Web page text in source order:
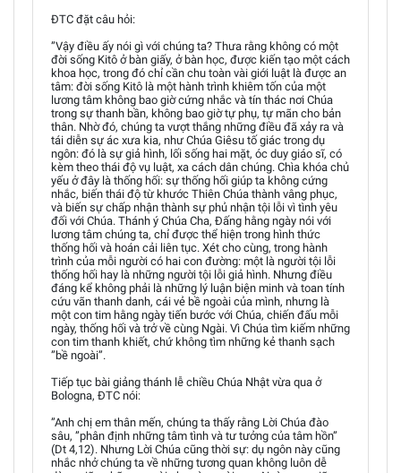
ĐTC đặt câu hỏi:
”Vậy điều ấy nói gì với chúng ta? Thưa rằng không có một
đời sống Kitô ở bàn giấy, ở bàn học, được kiến tạo một cách
khoa học, trong đó chỉ cần chu toàn vài giới luật là được an
tâm: đời sống Kitô là một hành trình khiêm tốn của một
lương tâm không bao giờ cứng nhắc và tín thác nơi Chúa
trong sự thanh bần, không bao giờ tự phụ, tự mãn cho bản
thân. Nhờ đó, chúng ta vượt thắng những điều đã xảy ra và
tái diễn sự ác xưa kia, như Chúa Giêsu tố giác trong dụ
ngôn: đó là sự giả hình, lối sống hai mặt, óc duy giáo sĩ, có
kèm theo thái độ vụ luật, xa cách dân chúng. Chìa khóa chủ
yếu ở đây là thống hối: sự thống hối giúp ta không cứng
nhắc, biến thái độ từ khước Thiên Chúa thành vâng phục,
và biến sự chấp nhận thành sự phủ nhận tội lỗi vì tình yêu
đối với Chúa. Thánh ý Chúa Cha, Đấng hằng ngày nói với
lương tâm chúng ta, chỉ được thể hiện trong hình thức
thống hối và hoán cải liên tục. Xét cho cùng, trong hành
trình của mỗi người có hai con đường: một là người tội lỗi
thống hối hay là những người tội lỗi giả hình. Nhưng điều
đáng kể không phải là những lý luận biện minh và toan tính
cứu vãn thanh danh, cái vẻ bề ngoài của mình, nhưng là
một con tim hằng ngày tiến bước với Chúa, chiến đấu mỗi
ngày, thống hối và trở về cùng Ngài. Vì Chúa tìm kiếm những
con tim thanh khiết, chứ không tìm những kẻ thanh sạch
”bề ngoài”.
Tiếp tục bài giảng thánh lễ chiều Chúa Nhật vừa qua ở
Bologna, ĐTC nói:
”Anh chị em thân mến, chúng ta thấy rằng Lời Chúa đào
sâu, ”phân định những tâm tình và tư tưởng của tâm hồn”
(Dt 4,12). Nhưng Lời Chúa cũng thời sự: dụ ngôn này cũng
nhắc nhở chúng ta về những tương quan không luôn dễ